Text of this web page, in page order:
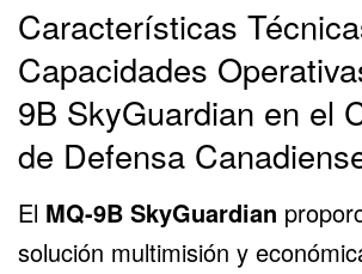
Características
Capacidades
9B SkyGuardian en el
de Defensa
El MQ-9B SkyGuardian
solución multimisión y